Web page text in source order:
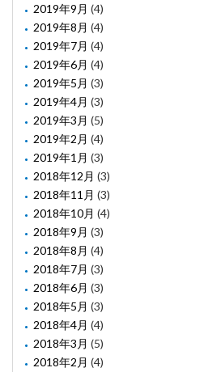
2019年9月 (4)
2019年8月 (4)
2019年7月 (4)
2019年6月 (4)
2019年5月 (3)
2019年4月 (3)
2019年3月 (5)
2019年2月 (4)
2019年1月 (3)
2018年12月 (3)
2018年11月 (3)
2018年10月 (4)
2018年9月 (3)
2018年8月 (4)
2018年7月 (3)
2018年6月 (3)
2018年5月 (3)
2018年4月 (4)
2018年3月 (5)
2018年2月 (4)